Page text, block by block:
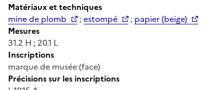
Matériaux et techniques
mine de plomb
;estompé ; papier (beige)
Mesures
31.2 H ; 20.1 L
Inscriptions
marque de musée (face)
Précisions sur les inscriptions